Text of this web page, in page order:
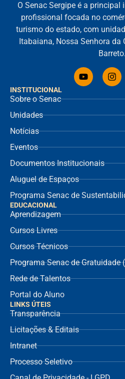
INSTITUCIONAL
Sobre o Senac
Unidades
Notícias
Eventos
Documentos Institucionais
Aluguel de Espaços
Programa Senac de
EDUCACIONAL
Aprendizagem
Cursos Livres
Cursos Técnicos
Programa Senac de Gratuidade
Rede de Talentos
Portal do Aluno
O Senac Sergipe é a
profissional focada no
turismo do estado, com
Itabaiana, Nossa Senhora da
Barreto.
LINKS ÚTEIS
Transparência
Licitações & Editais
Intranet
Processo Seletivo